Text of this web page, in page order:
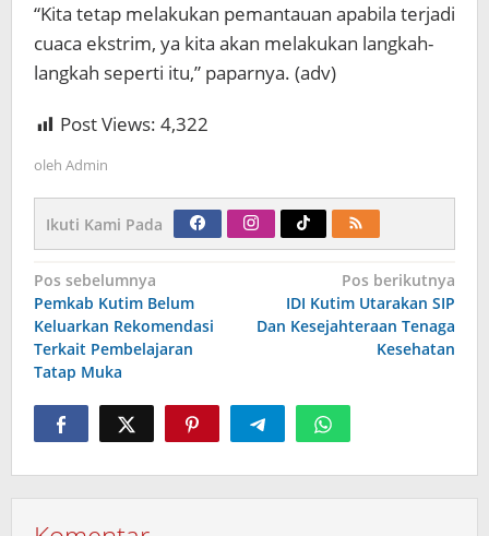
“Kita tetap melakukan pemantauan apabila terjadi
cuaca ekstrim, ya kita akan melakukan langkah-
langkah seperti itu,” paparnya. (adv)
Post Views: 4,322
oleh Admin
Ikuti Kami Pada
Navigasi
pos
Pos sebelumnya
Pemkab Kutim Belum
Keluarkan Rekomendasi
Terkait Pembelajaran
Tatap Muka
Pos berikutnya
IDI Kutim Utarakan SIP
Dan Kesejahteraan Tenaga
Kesehatan